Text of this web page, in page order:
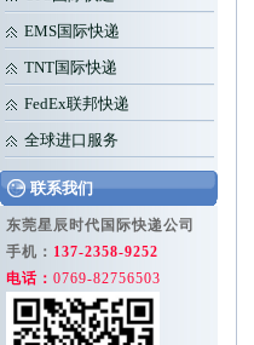
EMS国际快递
TNT国际快递
FedEx联邦快递
全球进口服务
联系我们
东莞星辰时代国际快递公司
手机： 137-2358-9252
电话： 0769-82756503